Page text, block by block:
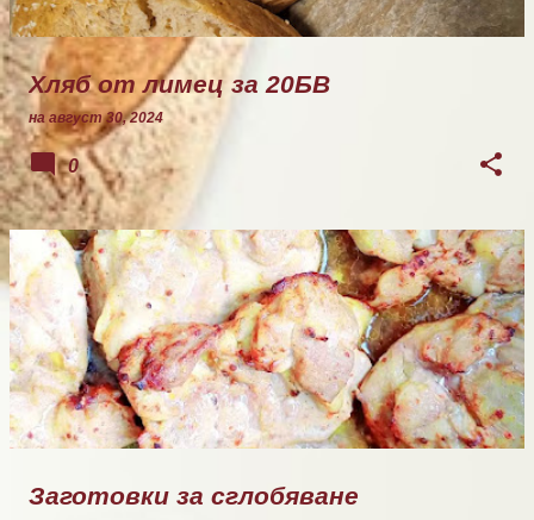
Хляб от лимец за 20БВ
на август 30, 2024
0
Заготовки за сглобяване